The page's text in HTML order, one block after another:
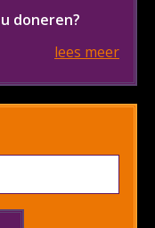
doneren?
lees meer